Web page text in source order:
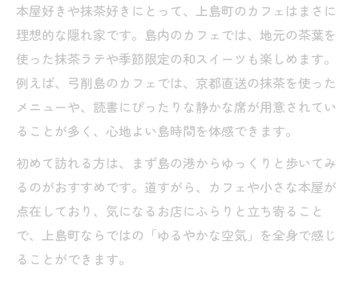
本屋好きも納得の抹茶スポットを発見
海を感じるカフェで抹茶と本を満喫する方
法
ゆめしま海道で叶える抹茶時間の過ごし方
抹茶好きが巡る上島町のカフェ旅の魅力
抹茶好き必見の上島町カフェ巡りガイド
島旅で味わう本と抹茶のベストスポット
抹茶と読書が楽しめるカフェ旅の過ごし方
上島町で抹茶と本を堪能するコツを解説
本屋好きが語る上島町カフェ旅の楽しみ方
本屋好きや抹茶好きにとって、上島町のカフェはまさに
理想的な隠れ家です。島内のカフェでは、地元の茶葉を
使った抹茶ラテや季節限定の和スイーツも楽しめます。
例えば、弓削島のカフェでは、京都直送の抹茶を使った
メニューや、読書にぴったりな静かな席が用意されてい
ることが多く、心地よい島時間を体感できます。
初めて訪れる方は、まず島の港からゆっくりと歩いてみ
るのがおすすめです。道すがら、カフェや小さな本屋が
点在しており、気になるお店にふらりと立ち寄ること
で、上島町ならではの「ゆるやかな空気」を全身で感じ
ることができます。